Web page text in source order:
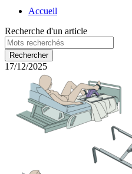
Accueil
Recherche d'un article
17/12/2025